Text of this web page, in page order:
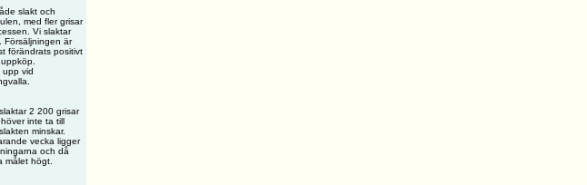
slakt och
med fler grisar
Vi slaktar
Försäljningen är
förändrats positivt
upp vid
2 200 grisar
inte ta till
minskar.
vecka ligger
och då
målet högt.